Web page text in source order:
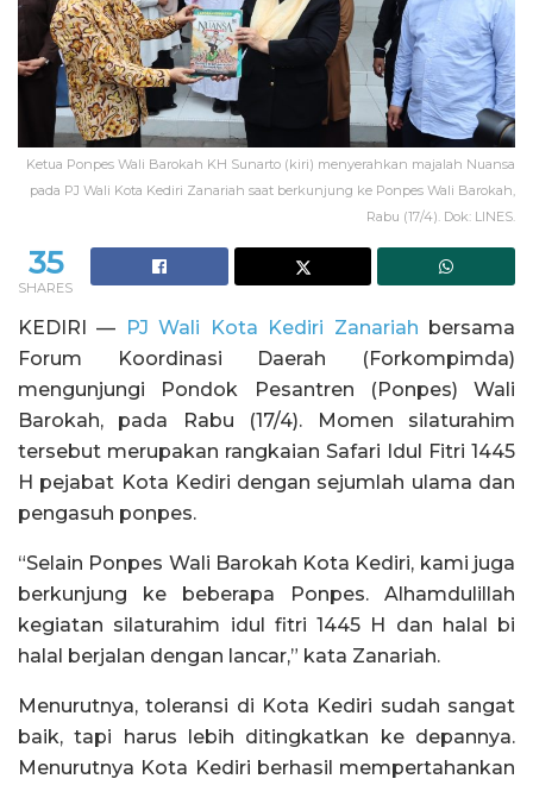
Ketua Ponpes Wali Barokah KH Sunarto (kiri) menyerahkan majalah Nuansa
pada PJ Wali Kota Kediri Zanariah saat berkunjung ke Ponpes Wali Barokah,
Rabu (17/4). Dok: LINES.
35
SHARES
KEDIRI — PJ Wali Kota Kediri Zanariah bersama
Forum Koordinasi Daerah (Forkompimda)
mengunjungi Pondok Pesantren (Ponpes) Wali
Barokah, pada Rabu (17/4). Momen silaturahim
tersebut merupakan rangkaian Safari Idul Fitri 1445
H pejabat Kota Kediri dengan sejumlah ulama dan
pengasuh ponpes.
“Selain Ponpes Wali Barokah Kota Kediri, kami juga
berkunjung ke beberapa Ponpes. Alhamdulillah
kegiatan silaturahim idul fitri 1445 H dan halal bi
halal berjalan dengan lancar,” kata Zanariah.
Menurutnya, toleransi di Kota Kediri sudah sangat
baik, tapi harus lebih ditingkatkan ke depannya.
Menurutnya Kota Kediri berhasil mempertahankan